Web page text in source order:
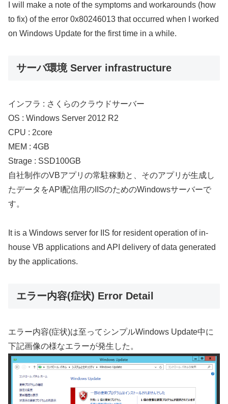
I will make a note of the symptoms and workarounds (how
to fix) of the error 0x80246013 that occurred when I worked
on Windows Update for the first time in a while.
サーバ環境 Server infrastructure
インフラ : さくらのクラウドサーバー
OS : Windows Server 2012 R2
CPU : 2core
MEM : 4GB
Strage : SSD100GB
自社制作のVBアプリの常駐稼動と、そのアプリが生成し
たデータをAPI配信用のIISのためのWindowsサーバーで
す。
It is a Windows server for IIS for resident operation of in-
house VB applications and API delivery of data generated
by the applications.
エラー内容(症状) Error Detail
エラー内容(症状)は至ってシンプルWindows Update中に
下記画像の様なエラーが発生した。